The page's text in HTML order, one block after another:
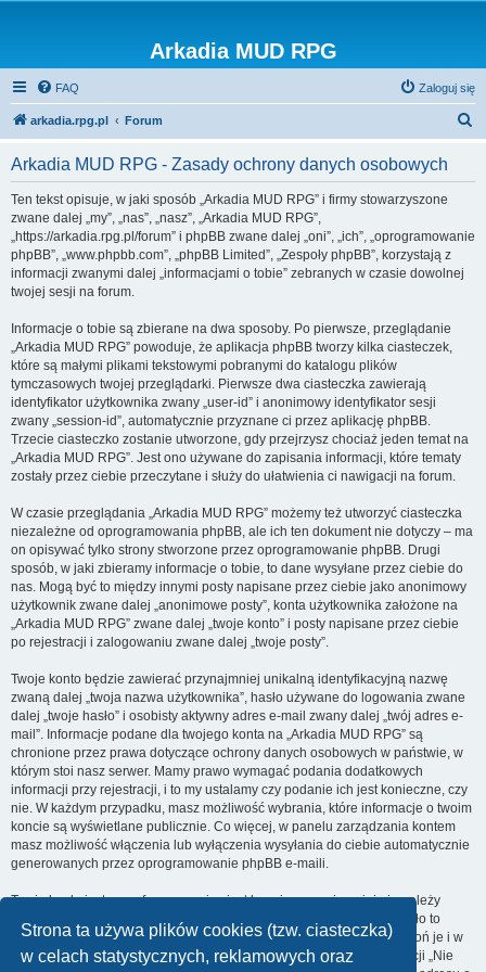
Strona ta używa plików cookies (tzw. ciasteczka)
w celach statystycznych, reklamowych oraz
Arkadia MUD RPG
FAQ Zaloguj się
arkadia.rpg.pl Forum
Arkadia MUD RPG - Zasady ochrony danych osobowych
Ten tekst opisuje, w jaki sposób „Arkadia MUD RPG” i firmy stowarzyszone
zwane dalej „my”, „nas”, „nasz”, „Arkadia MUD RPG”,
„https://arkadia.rpg.pl/forum” i phpBB zwane dalej „oni”, „ich”, „oprogramowanie
phpBB”, „www.phpbb.com”, „phpBB Limited”, „Zespoły phpBB”, korzystają z
informacji zwanymi dalej „informacjami o tobie” zebranych w czasie dowolnej
twojej sesji na forum.
Informacje o tobie są zbierane na dwa sposoby. Po pierwsze, przeglądanie
„Arkadia MUD RPG” powoduje, że aplikacja phpBB tworzy kilka ciasteczek,
które są małymi plikami tekstowymi pobranymi do katalogu plików
tymczasowych twojej przeglądarki. Pierwsze dwa ciasteczka zawierają
identyfikator użytkownika zwany „user-id” i anonimowy identyfikator sesji
zwany „session-id”, automatycznie przyznane ci przez aplikację phpBB.
Trzecie ciasteczko zostanie utworzone, gdy przejrzysz chociaż jeden temat na
„Arkadia MUD RPG”. Jest ono używane do zapisania informacji, które tematy
zostały przez ciebie przeczytane i służy do ułatwienia ci nawigacji na forum.
W czasie przeglądania „Arkadia MUD RPG” możemy też utworzyć ciasteczka
niezależne od oprogramowania phpBB, ale ich ten dokument nie dotyczy – ma
on opisywać tylko strony stworzone przez oprogramowanie phpBB. Drugi
sposób, w jaki zbieramy informacje o tobie, to dane wysyłane przez ciebie do
nas. Mogą być to między innymi posty napisane przez ciebie jako anonimowy
użytkownik zwane dalej „anonimowe posty”, konta użytkownika założone na
„Arkadia MUD RPG” zwane dalej „twoje konto” i posty napisane przez ciebie
po rejestracji i zalogowaniu zwane dalej „twoje posty”.
Twoje konto będzie zawierać przynajmniej unikalną identyfikacyjną nazwę
zwaną dalej „twoja nazwa użytkownika”, hasło używane do logowania zwane
dalej „twoje hasło” i osobisty aktywny adres e-mail zwany dalej „twój adres e-
mail”. Informacje podane dla twojego konta na „Arkadia MUD RPG” są
chronione przez prawa dotyczące ochrony danych osobowych w państwie, w
którym stoi nasz serwer. Mamy prawo wymagać podania dodatkowych
informacji przy rejestracji, i to my ustalamy czy podanie ich jest konieczne, czy
nie. W każdym przypadku, masz możliwość wybrania, które informacje o twoim
koncie są wyświetlane publicznie. Co więcej, w panelu zarządzania kontem
masz możliwość włączenia lub wyłączenia wysyłania do ciebie automatycznie
generowanych przez oprogramowanie phpBB e-maili.
Twoje hasło jest zaszyfrowane, więc jest bezpieczne, niemniej nie należy
używać tego samego hasła na różnych witrynach internetowych. Hasło to
umożliwia dostęp do twojego konta na „Arkadia MUD RPG”, więc chroń je i w
żadnym wypadku nie podawajnikomu . Jeśli je zapomnisz, użyj funkcji „Nie